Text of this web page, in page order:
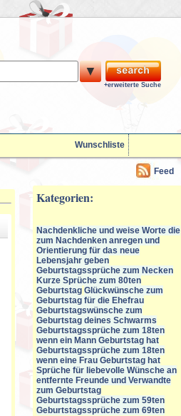
▼
+erweiterte Suche
Wunschliste
Feed
Kategorien:
Nachdenkliche und weise Worte die
zum Nachdenken anregen und
Orientierung für das neue
Lebensjahr geben
Geburtstagssprüche zum Necken
Kurze Sprüche zum 80ten
Geburtstag Glückwünsche zum
Geburtstag für die Ehefrau
Geburtstagswünsche zum
Geburtstag deines Schwarms
Geburtstagssprüche zum 18ten
wenn ein Mann Geburtstag hat
Geburtstagssprüche zum 18ten
wenn eine Frau Geburtstag hat
Sprüche für liebevolle Wünsche an
entfernte Freunde und Verwandte
zum Geburtstag
Geburtstagssprüche zum 59ten
Geburtstagssprüche zum 69ten